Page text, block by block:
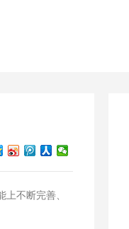
不断完善、